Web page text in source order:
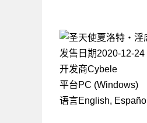
发售日期2020-12-24
开发商Cybele
平台PC (Windows)
语言English,